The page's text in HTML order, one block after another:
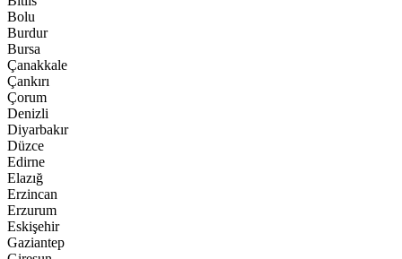
Bolu
Burdur
Bursa
Çanakkale
Çankırı
Çorum
Denizli
Diyarbakır
Düzce
Edirne
Elazığ
Erzincan
Erzurum
Eskişehir
Gaziantep